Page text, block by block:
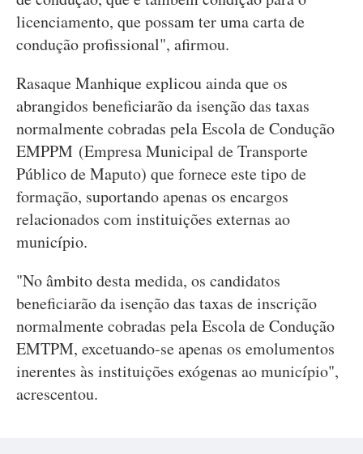
licenciamento, que possam ter uma carta de
condução profissional", afirmou.
Rasaque Manhique explicou ainda que os
abrangidos beneficiarão da isenção das taxas
normalmente cobradas pela Escola de Condução
EMPPM (Empresa Municipal de Transporte
Público de Maputo) que fornece este tipo de
formação, suportando apenas os encargos
relacionados com instituições externas ao
município.
"No âmbito desta medida, os candidatos
beneficiarão da isenção das taxas de inscrição
normalmente cobradas pela Escola de Condução
EMTPM, excetuando-se apenas os emolumentos
inerentes às instituições exógenas ao município",
acrescentou.